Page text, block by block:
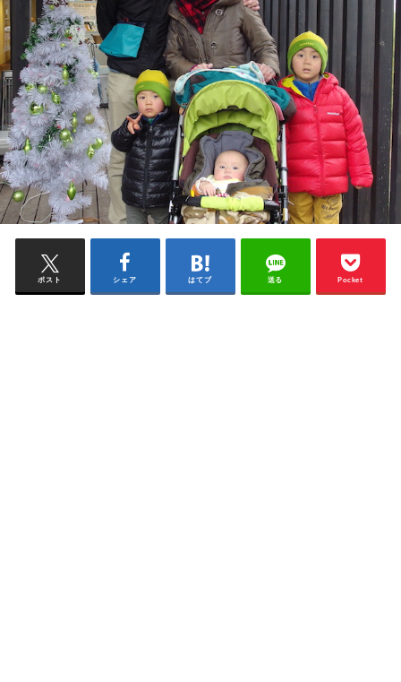
ポスト シェア はてブ 送る Pocket